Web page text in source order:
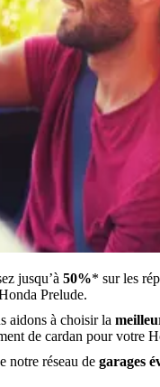
jusqu’à 50%* sur les
Prelude.
aidons à choisir la
de cardan pour votre
notre réseau de garages